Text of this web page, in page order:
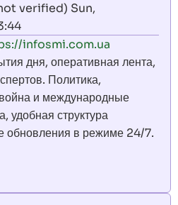
verified) Sun,
infosmi.com.ua
дня, оперативная лента,
Политика,
и международные
удобная структура
обновления в режиме 24/7.